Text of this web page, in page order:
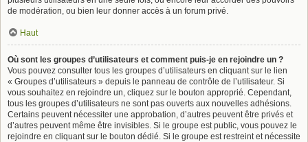
de modération, ou bien leur donner accès à un forum privé.
Haut
Où sont les groupes d’utilisateurs et comment puis-je en rejoindre un ?
Vous pouvez consulter tous les groupes d’utilisateurs en cliquant sur le lien
« Groupes d’utilisateurs » depuis le panneau de contrôle de l’utilisateur. Si
vous souhaitez en rejoindre un, cliquez sur le bouton approprié. Cependant,
tous les groupes d’utilisateurs ne sont pas ouverts aux nouvelles adhésions.
Certains peuvent nécessiter une approbation, d’autres peuvent être privés et
d’autres peuvent même être invisibles. Si le groupe est public, vous pouvez le
rejoindre en cliquant sur le bouton dédié. Si le groupe est restreint et nécessite